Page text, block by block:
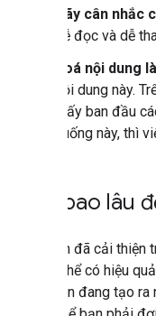
Hãy cân
dễ đọc và dễ
Xoá nội dung
nội dung này.
thấy ban đầu
huống này, thì
Mất bao lâu
Nếu bạn đã cải
đổi có thể có hiệu
web hiện đang tạo